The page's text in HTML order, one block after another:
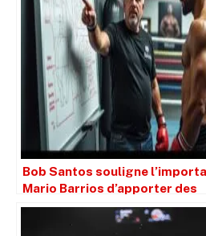
Bob Santos souligne
Mario Barrios d’apporter des
ajustements pour ses